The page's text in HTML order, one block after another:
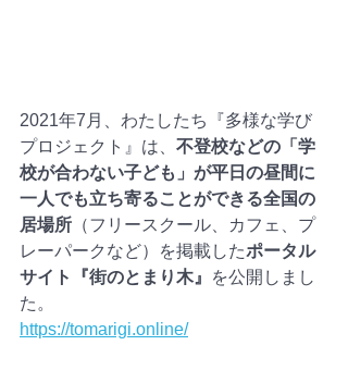
2021年7月、わたしたち『多様な学び
プロジェクト』は、 不登校などの「学
校が合わない子ども」が平日の昼間に
一人でも立ち寄ることができる全国の
居場所 （フリースクール、カフェ、プ
レーパークなど）を掲載したポータル
サイト『街のとまり木』
を公開しまし
た。
https://tomarigi.online/